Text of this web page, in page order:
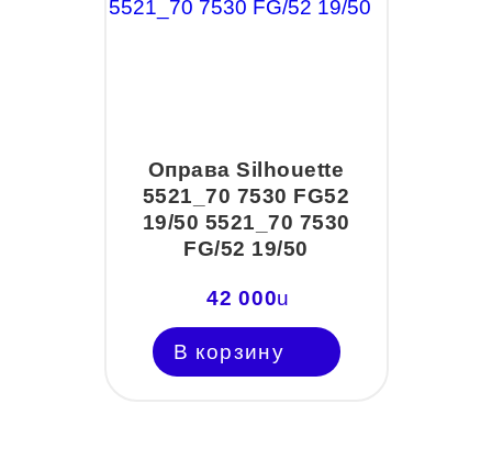
Оправа Silhouette
5521_70 7530 FG52
19/50 5521_70 7530
FG/52 19/50
42 000u
В корзину